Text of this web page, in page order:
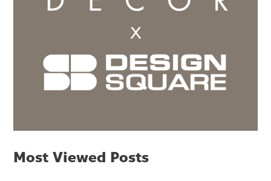
Most Viewed Posts